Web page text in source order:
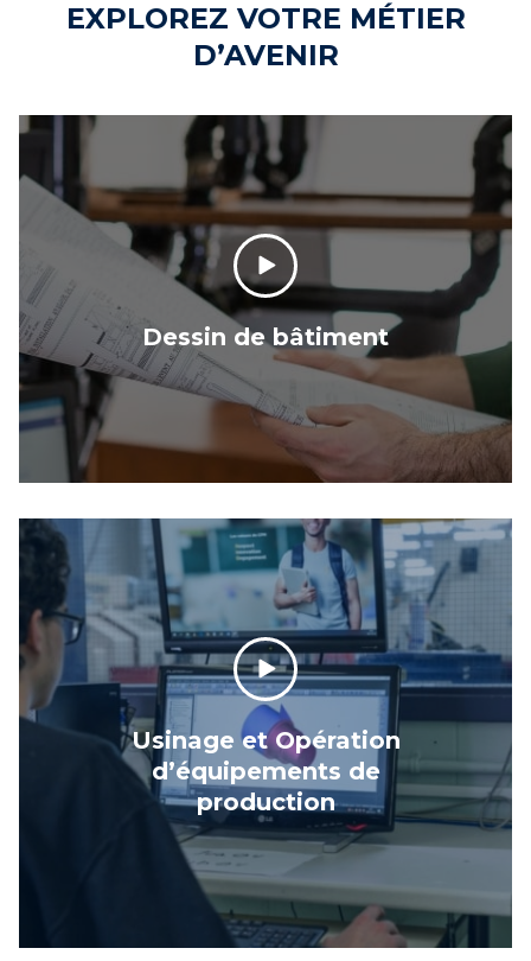
EXPLOREZ VOTRE MÉTIER
D’AVENIR
Dessin de bâtiment
Usinage et Opération
d’équipements de
production